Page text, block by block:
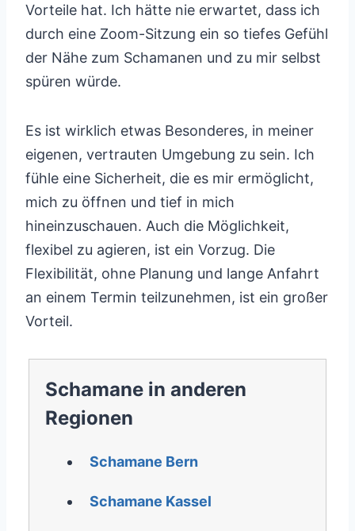
Vorteile hat. Ich hätte nie erwartet, dass ich
durch eine Zoom-Sitzung ein so tiefes Gefühl
der Nähe zum Schamanen und zu mir selbst
spüren würde.
Es ist wirklich etwas Besonderes, in meiner
eigenen, vertrauten Umgebung zu sein. Ich
fühle eine Sicherheit, die es mir ermöglicht,
mich zu öffnen und tief in mich
hineinzuschauen. Auch die Möglichkeit,
flexibel zu agieren, ist ein Vorzug. Die
Flexibilität, ohne Planung und lange Anfahrt
an einem Termin teilzunehmen, ist ein großer
Vorteil.
Schamane in anderen
Regionen
Schamane Bern
Schamane Kassel